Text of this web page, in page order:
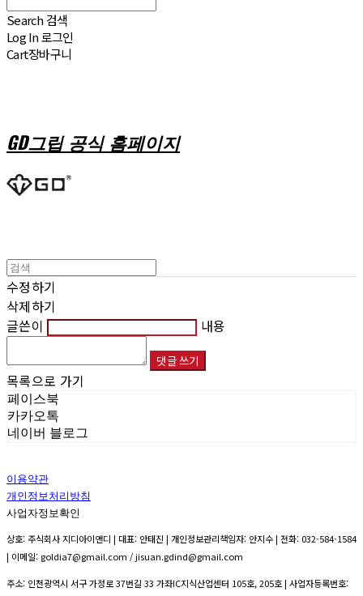
Search 검색
Log In로그인
Cart장바구니
GD그립 공식 홈페이지
수정하기
삭제하기
글쓴이
내용
댓글 쓰기
목록으로 가기
페이스북
카카오톡
네이버 블로그
이용약관
개인정보처리방침
사업자정보확인
상호: 주식회사 지디아이앤디 | 대표: 안태진 | 개인정보관리책임자: 안지수 | 전화: 032-584-1584
| 이메일: goldia7@gmail.com / jisuan.gdind@gmail.com
주소: 인천광역시 서구 가정로 37번길 33 가좌IC지식산업센터 105호, 205호 | 사업자등록번호: